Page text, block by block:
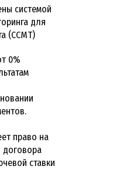
системой
для
(ССМТ)
0%
право на
ставки